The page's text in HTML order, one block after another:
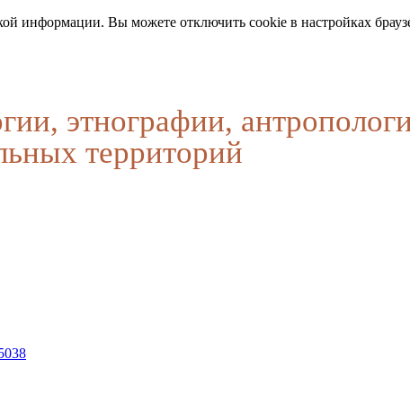
информации. Вы можете отключить cookie в настройках
этнографии,
территорий